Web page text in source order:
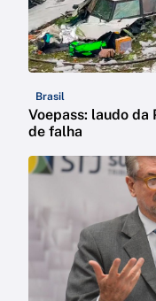
Brasil
Voepass: laudo da
de falha